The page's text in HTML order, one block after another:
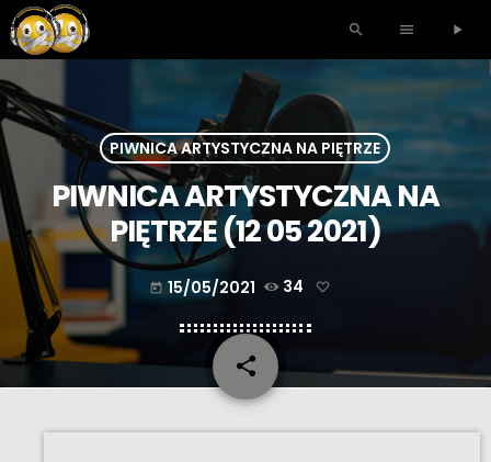
search menu play_arrow
PIWNICA ARTYSTYCZNA NA PIĘTRZE
PIWNICA ARTYSTYCZNA NA
PIĘTRZE (12 05 2021)
today 15/05/2021 34
share
email